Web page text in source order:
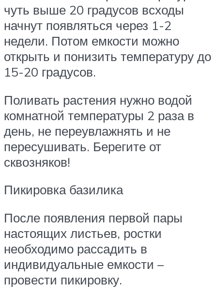
чуть выше 20 градусов всходы
начнут появляться через 1-2
недели. Потом емкости можно
открыть и понизить температуру до
15-20 градусов.
Поливать растения нужно водой
комнатной температуры 2 раза в
день, не переувлажнять и не
пересушивать. Берегите от
сквозняков!
Пикировка базилика
После появления первой пары
настоящих листьев, ростки
необходимо рассадить в
индивидуальные емкости –
провести пикировку.